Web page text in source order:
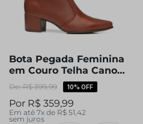
Bota Pegada Feminina
em Couro Telha Cano
Médio Slouch 280901-
03
R$ 399,99 10% OFF
R$ 359,99
Em até 7x de R$ 51,42
sem juros